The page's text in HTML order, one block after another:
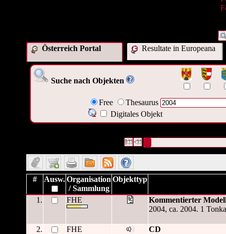
Österreich Portal Resultate in Europeana
Suche nach Objekten
Free
Thesaurus
Digitales Objekt
# Ausw.Organisation
/ Sammlung
Objekttyp
1. FHE
Kommentierter
2004, ca. 2004. 1
2. FHE CD